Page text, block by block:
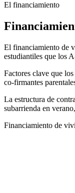
El financiamiento
El financiamiento de
estudiantiles que los
Factores clave que
co-firmantes
La estructura de
subarrienda en
Financiamiento de